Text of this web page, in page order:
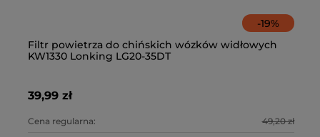
-19%
Filtr powietrza do chińskich wózków widłowych
KW1330 Lonking LG20-35DT
39,99 zł
Cena regularna: 49,20 zł